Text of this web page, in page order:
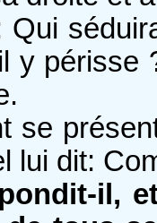
Qui
y périsse
se
lui dit:
il,